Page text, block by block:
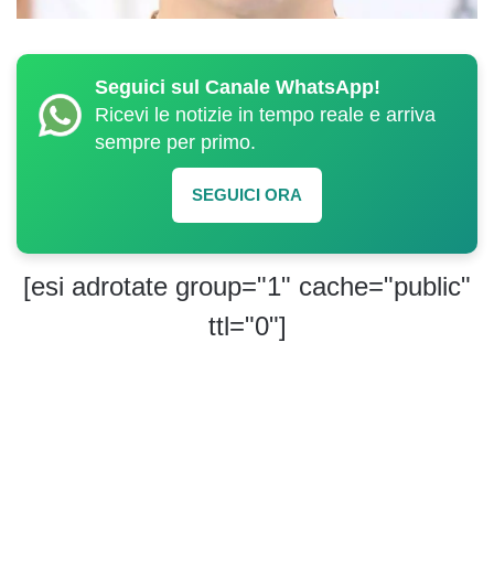
Seguici sul Canale WhatsApp!
Ricevi le notizie in tempo reale e arriva
sempre per primo.
SEGUICI ORA
[esi adrotate group="1" cache="public"
ttl="0"]